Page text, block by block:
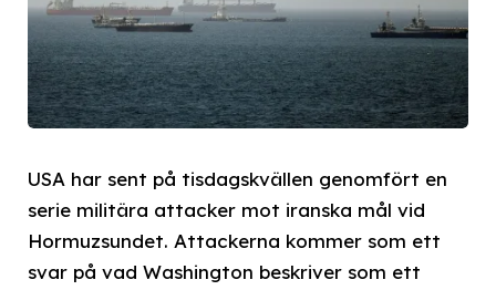
USA har sent på tisdagskvällen genomfört en
serie militära attacker mot iranska mål vid
Hormuzsundet. Attackerna kommer som ett
svar på vad Washington beskriver som ett